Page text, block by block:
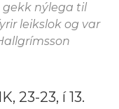
gekk nýlega til
leikslok og var
23-23, í 13.